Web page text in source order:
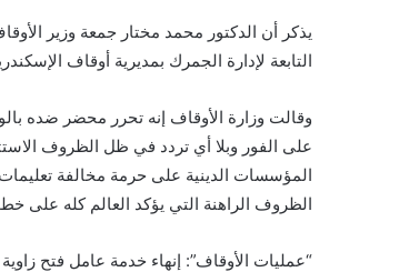
يذكر أن الدكتور محمد مختار جمعة وزير
التابعة لإدارة الجمرك بمديرية أوقاف الإسكندرية يوم الجمعة الموافق 1/ 5/
وقالت وزارة الأوقاف إنه تحرر محضر ضده
على الفور وبلا أي تردد في ظل الظروف
المؤسسات الدينية على حرمة مخالفة
الظروف الراهنة التي يؤكد العالم كله على
“عمليات الأوقاف”: إنهاء خدمة عامل فتح